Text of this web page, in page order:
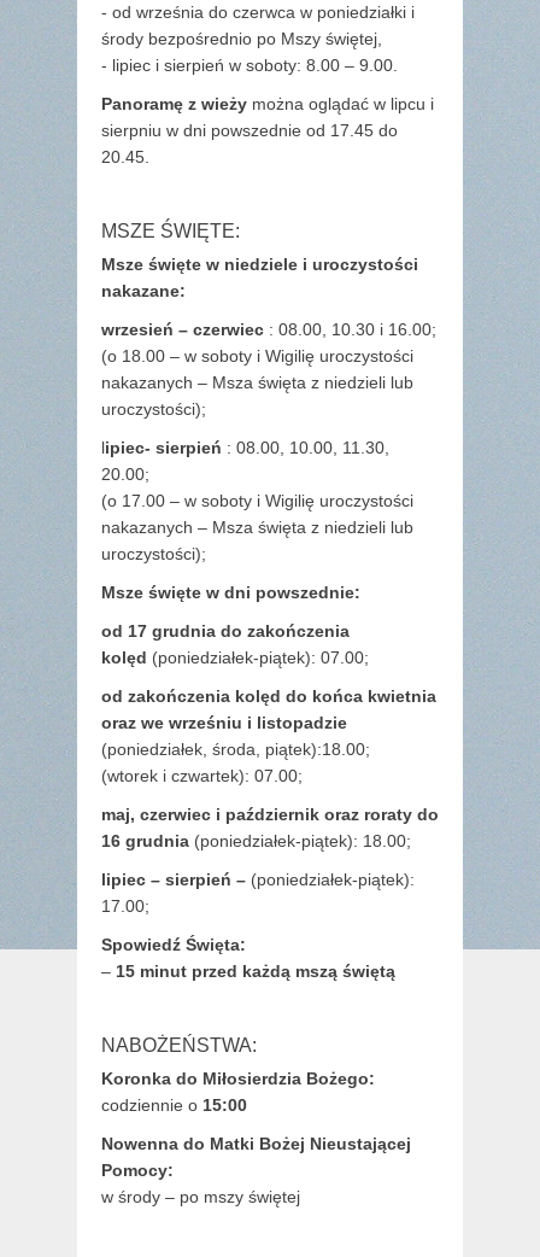
- od września do czerwca w poniedziałki i
środy bezpośrednio po Mszy świętej,
- lipiec i sierpień w soboty: 8.00 – 9.00.
Panoramę z wieży można oglądać w lipcu i
sierpniu w dni powszednie od 17.45 do
20.45.
MSZE ŚWIĘTE:
Msze święte w niedziele i uroczystości
nakazane:
wrzesień – czerwiec : 08.00, 10.30 i 16.00;
(o 18.00 – w soboty i Wigilię uroczystości
nakazanych – Msza święta z niedzieli lub
uroczystości);
lipiec- sierpień : 08.00, 10.00, 11.30,
20.00;
(o 17.00 – w soboty i Wigilię uroczystości
nakazanych – Msza święta z niedzieli lub
uroczystości);
Msze święte w dni powszednie:
od 17 grudnia do zakończenia
kolęd (poniedziałek-piątek): 07.00;
od zakończenia kolęd do końca kwietnia
oraz we wrześniu i listopadzie
(poniedziałek, środa, piątek):18.00;
(wtorek i czwartek): 07.00;
maj, czerwiec i październik oraz roraty do
16 grudnia (poniedziałek-piątek): 18.00;
lipiec – sierpień – (poniedziałek-piątek):
17.00;
Spowiedź Święta:
– 15 minut przed każdą mszą świętą
NABOŻEŃSTWA:
Koronka do Miłosierdzia Bożego:
codziennie o 15:00
Nowenna do Matki Bożej Nieustającej
Pomocy:
w środy – po mszy świętej